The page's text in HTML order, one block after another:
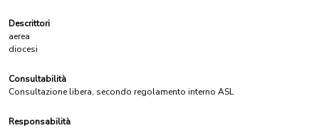
Descrittori
aerea
diocesi
Consultabilità
Consultazione libera, secondo regolamento interno ASL
Responsabilità